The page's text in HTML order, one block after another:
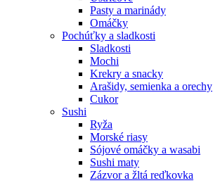
Pasty a marinády
Omáčky
Pochúťky a sladkosti
Sladkosti
Mochi
Krekry a snacky
Arašidy, semienka a orechy
Cukor
Sushi
Ryža
Morské riasy
Sójové omáčky a wasabi
Sushi maty
Zázvor a žltá reďkovka